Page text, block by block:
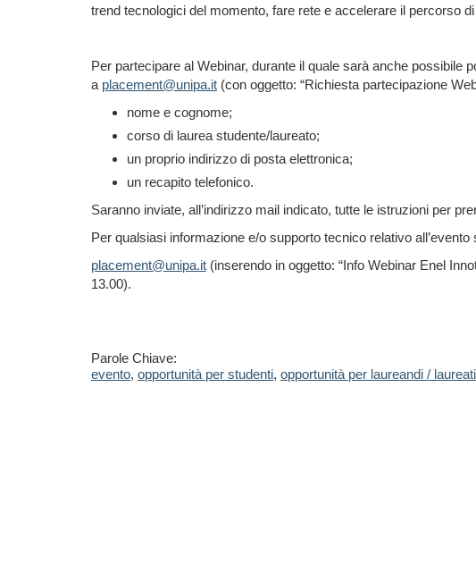
trend tecnologici del momento, fare rete e accelerare il percorso
Per partecipare al Webinar, durante il quale sarà anche possibile
a placement@unipa.it (con oggetto: “Richiesta partecipazione
nome e cognome;
corso di laurea studente/laureato;
un proprio indirizzo di posta elettronica;
un recapito telefonico.
Saranno inviate, all’indirizzo mail indicato, tutte le istruzioni per
Per qualsiasi informazione e/o supporto tecnico relativo all’evento
placement@unipa.it (inserendo in oggetto: “Info Webinar Enel
13.00).
Parole Chiave:
evento, opportunità per studenti, opportunità per laureandi / laureati